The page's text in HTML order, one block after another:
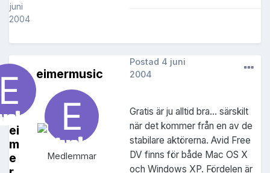
juni
2004
ei
m
e
eimermusic
Medlemmar
Postad 4 juni
2004
Gratis är ju alltid bra... särskilt
när det kommer från en av de
stabilare aktörerna. Avid Free
DV finns för både Mac OS X
och Windows XP. Fördelen är